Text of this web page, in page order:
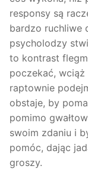
responsy są
bardzo ruchliwe
psycholodzy
to kontrast
poczekać,
raptownie
obstaje, by
pomimo
swoim zdaniu i
pomóc, dając
groszy.